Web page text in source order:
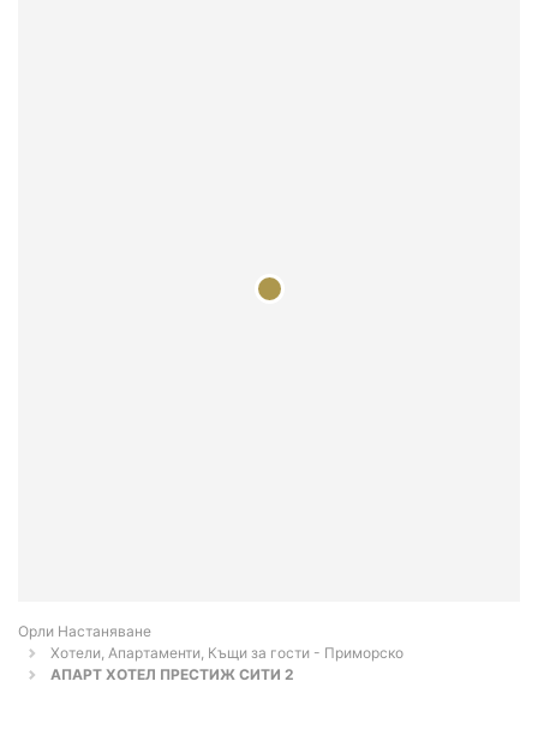
Орли Настаняване
Хотели, Апартаменти, Къщи за гости - Приморско
АПАРТ ХОТЕЛ ПРЕСТИЖ СИТИ 2